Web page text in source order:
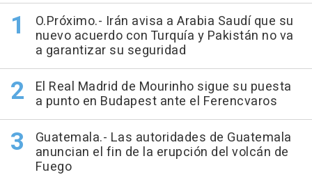
O.Próximo.- Irán avisa a Arabia Saudí que su
nuevo acuerdo con Turquía y Pakistán no va
a garantizar su seguridad
El Real Madrid de Mourinho sigue su puesta
a punto en Budapest ante el Ferencvaros
Guatemala.- Las autoridades de Guatemala
anuncian el fin de la erupción del volcán de
Fuego